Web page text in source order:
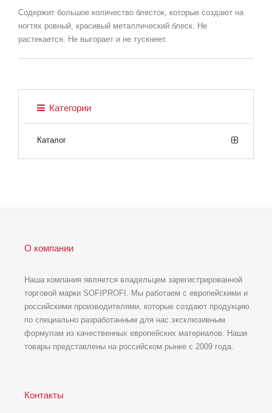
Содержит большое количество блесток, которые создают на
ногтях ровный, красивый металлический блеск. Не
растекается. Не выгорает и не тускнеет.
Категории
Каталог
О компании
Наша компания является владельцем зарегистрированной
торговой марки SOFIPROFI. Мы работаем с европейскими и
российскими производителями, которые создают продукцию
по специально разработанным для нас эксклюзивным
формулам из качественных европейских материалов. Наши
товары представлены на российском рынке с 2009 года.
Контакты